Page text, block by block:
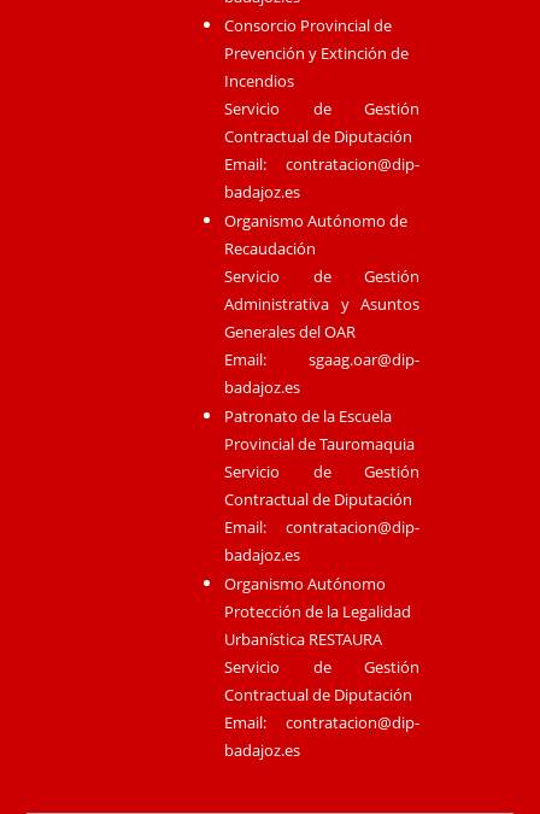
Consorcio Provincial de
Prevención y Extinción de
Incendios
Servicio de Gestión
Contractual de Diputación
Email:contratacion@dip-
badajoz.es
Organismo Autónomo de
Recaudación
Servicio de Gestión
Administrativa y Asuntos
Generales del OAR
Email:sgaag.oar@dip-
badajoz.es
Patronato de la Escuela
Provincial de Tauromaquia
Servicio de Gestión
Contractual de Diputación
Email:contratacion@dip-
badajoz.es
Organismo Autónomo
Protección de la Legalidad
Urbanística RESTAURA
Servicio de Gestión
Contractual de Diputación
Email:contratacion@dip-
badajoz.es